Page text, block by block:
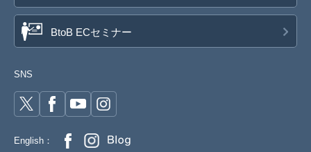
BtoB ECセミナー
SNS
English：